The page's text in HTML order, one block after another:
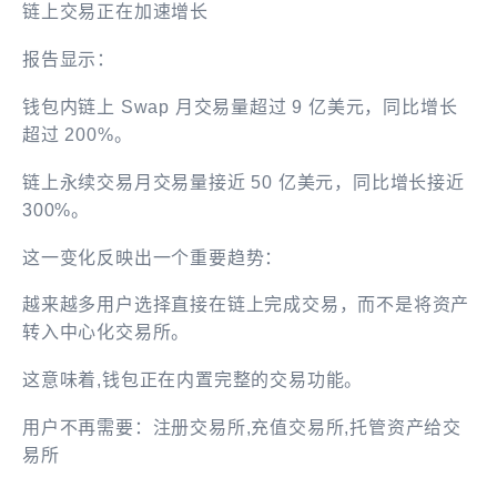
链上交易正在加速增长
报告显示：
钱包内链上 Swap 月交易量超过 9 亿美元，同比增长
超过 200%。
链上永续交易月交易量接近 50 亿美元，同比增长接近
300%。
这一变化反映出一个重要趋势：
越来越多用户选择直接在链上完成交易，而不是将资产
转入中心化交易所。
这意味着,钱包正在内置完整的交易功能。
用户不再需要：注册交易所,充值交易所,托管资产给交
易所